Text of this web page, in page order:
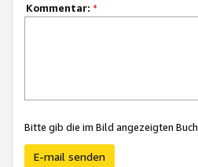
Kommentar: *
Bitte gib die im Bild angezeigten
E-mail senden